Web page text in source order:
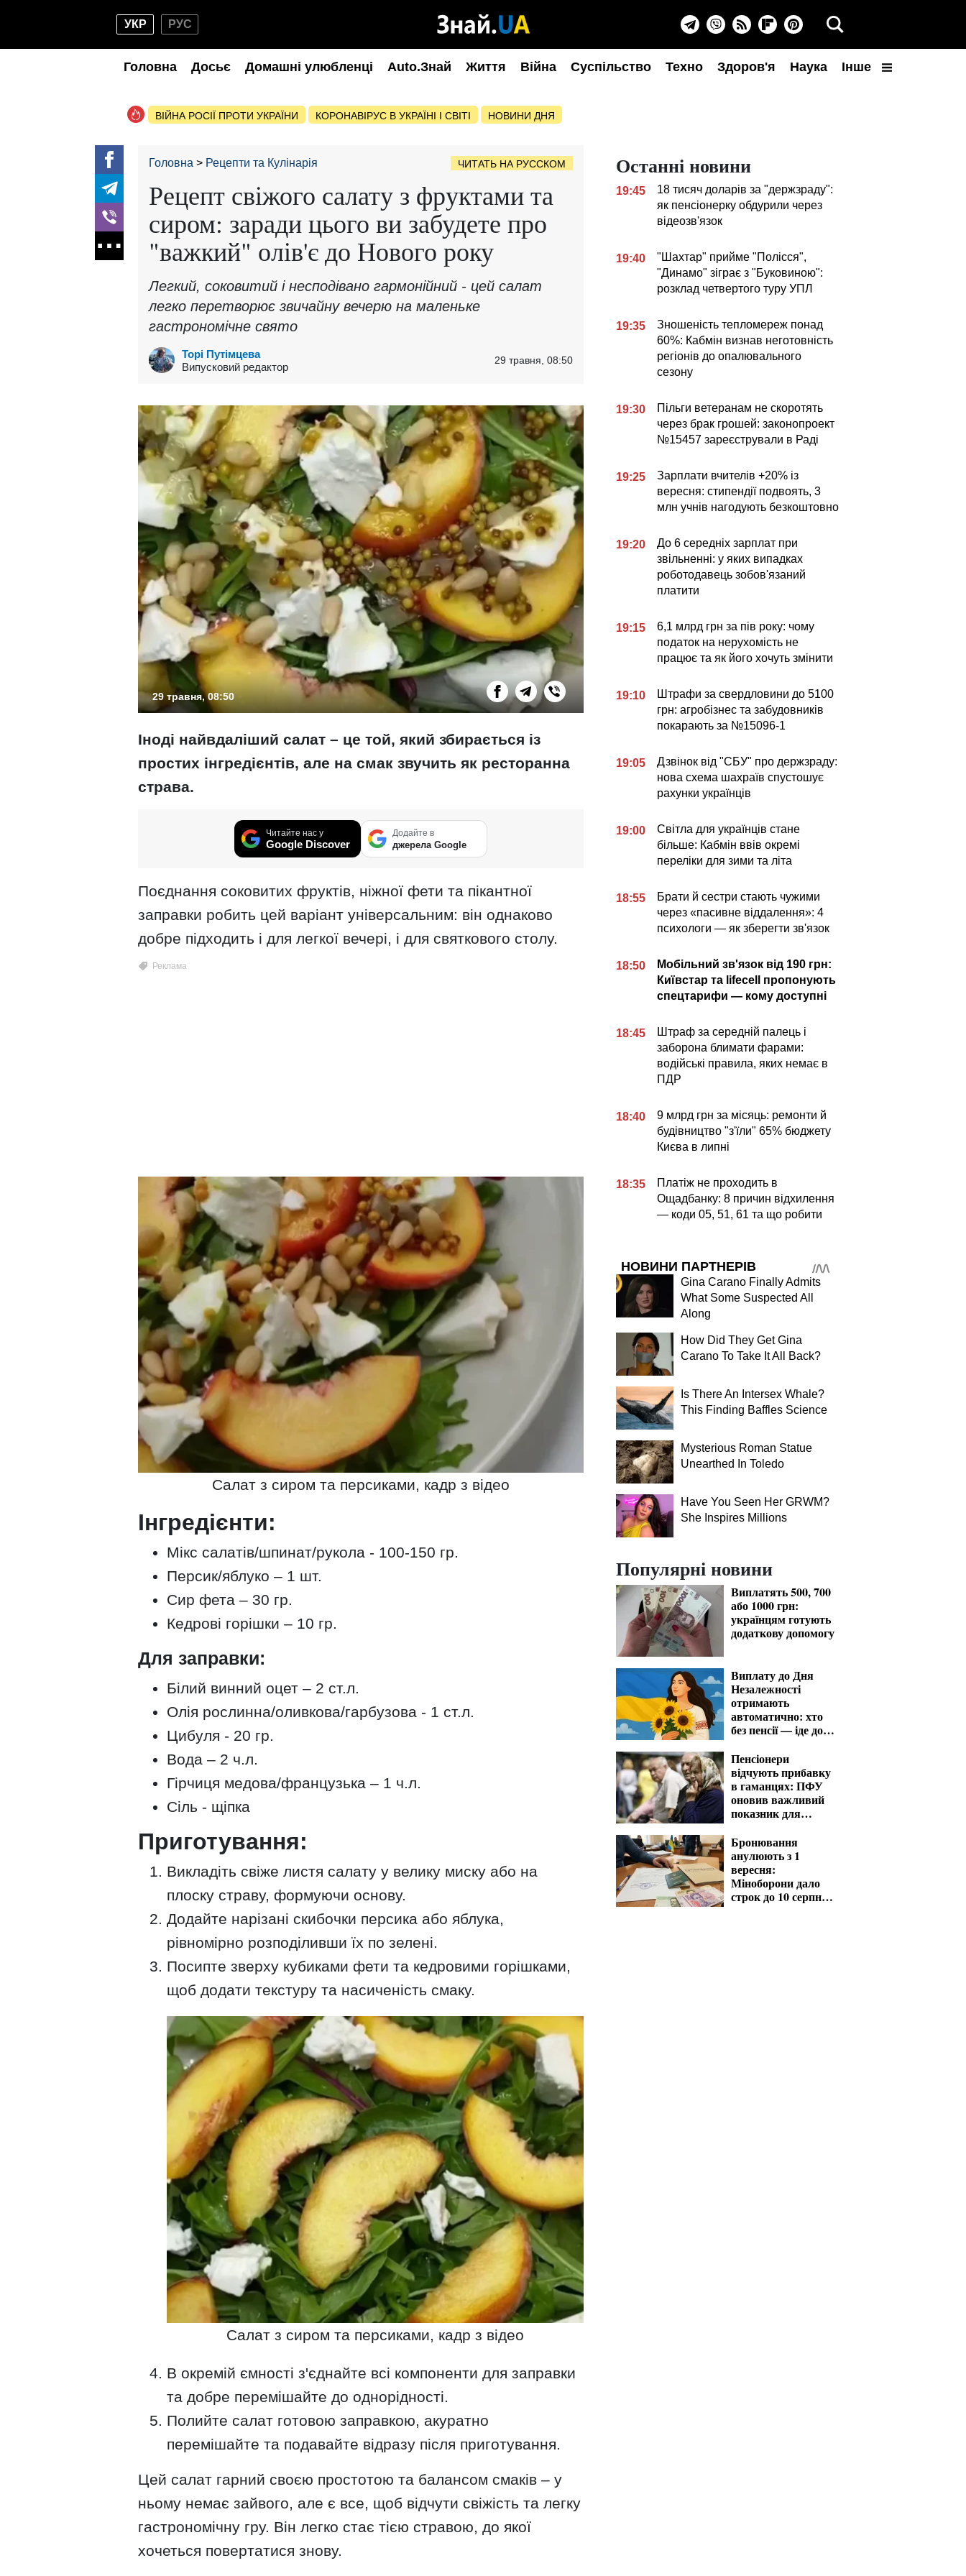
УКР РУС
Головна Досьє Домашні улюбленці Auto.Знай Життя Війна Суспільство Техно Здоров'я Наука Інше
ВІЙНА РОСІЇ ПРОТИ УКРАЇНИ КОРОНАВІРУС В УКРАЇНІ І СВІТІ НОВИНИ ДНЯ
Головна Рецепти та Кулінарія ЧИТАТЬ НА РУССКОМ
Рецепт свіжого салату з фруктами та
сиром: заради цього ви забудете про
"важкий" олів'є до Нового року
Легкий, соковитий і несподівано гармонійний - цей салат
легко перетворює звичайну вечерю на маленьке
гастрономічне свято
Торі Путімцева
Випусковий редактор
29 травня, 08:50
29 травня, 08:50
Іноді найвдаліший салат – це той, який збирається із
простих інгредієнтів, але на смак звучить як ресторанна
страва.
Читайте нас у
Google Discover
Додайте в
джерела Google
Поєднання соковитих фруктів, ніжної фети та пікантної
заправки робить цей варіант універсальним: він однаково
добре підходить і для легкої вечері, і для святкового столу.
Салат з сиром та персиками, кадр з відео
Інгредієнти:
Мікс салатів/шпинат/рукола - 100-150 гр.
Персик/яблуко – 1 шт.
Сир фета – 30 гр.
Кедрові горішки – 10 гр.
Для заправки:
Білий винний оцет – 2 ст.л.
Олія рослинна/оливкова/гарбузова - 1 ст.л.
Цибуля - 20 гр.
Вода – 2 ч.л.
Гірчиця медова/французька – 1 ч.л.
Сіль - щіпка
Приготування:
Викладіть свіже листя салату у велику миску або на
плоску страву, формуючи основу.
Додайте нарізані скибочки персика або яблука,
рівномірно розподіливши їх по зелені.
Посипте зверху кубиками фети та кедровими горішками,
щоб додати текстуру та насиченість смаку.
Салат з сиром та персиками, кадр з відео
В окремій ємності з'єднайте всі компоненти для заправки
та добре перемішайте до однорідності.
Полийте салат готовою заправкою, акуратно
перемішайте та подавайте відразу після приготування.
Цей салат гарний своєю простотою та балансом смаків – у
ньому немає зайвого, але є все, щоб відчути свіжість та легку
гастрономічну гру. Він легко стає тією стравою, до якої
хочеться повертатися знову.
Останні новини
19:45
18 тисяч доларів за "держзраду":
як пенсіонерку обдурили через
відеозв'язок
19:40
"Шахтар" прийме "Полісся",
"Динамо" зіграє з "Буковиною":
розклад четвертого туру УПЛ
19:35
Зношеність тепломереж понад
60%: Кабмін визнав неготовність
регіонів до опалювального
сезону
19:30
Пільги ветеранам не скоротять
через брак грошей: законопроект
№15457 зареєстрували в Раді
19:25
Зарплати вчителів +20% із
вересня: стипендії подвоять, 3
млн учнів нагодують безкоштовно
19:20
До 6 середніх зарплат при
звільненні: у яких випадках
роботодавець зобов'язаний
платити
19:15
6,1 млрд грн за пів року: чому
податок на нерухомість не
працює та як його хочуть змінити
19:10
Штрафи за свердловини до 5100
грн: агробізнес та забудовників
покарають за №15096-1
19:05
Дзвінок від "СБУ" про держзраду:
нова схема шахраїв спустошує
рахунки українців
19:00
Світла для українців стане
більше: Кабмін ввів окремі
переліки для зими та літа
18:55
Брати й сестри стають чужими
через «пасивне віддалення»: 4
психологи — як зберегти зв'язок
18:50
Мобільний зв'язок від 190 грн:
Київстар та lifecell пропонують
спецтарифи — кому доступні
18:45
Штраф за середній палець і
заборона блимати фарами:
водійські правила, яких немає в
ПДР
18:40
9 млрд грн за місяць: ремонти й
будівництво "з'їли" 65% бюджету
Києва в липні
18:35
Платіж не проходить в
Ощадбанку: 8 причин відхилення
— коди 05, 51, 61 та що робити
НОВИНИ ПАРТНЕРІВ
Gina Carano Finally Admits
What Some Suspected All
Along
How Did They Get Gina
Carano To Take It All Back?
Is There An Intersex Whale?
This Finding Baffles Science
Mysterious Roman Statue
Unearthed In Toledo
Have You Seen Her GRWM?
She Inspires Millions
Популярні новини
Виплатять 500, 700
або 1000 грн:
українцям готують
додаткову допомогу
Виплату до Дня
Незалежності
отримають
автоматично: хто
без пенсії — іде до
Пенсіонери
відчують прибавку
в гаманцях: ПФУ
оновив важливий
показник для
Бронювання
анулюють з 1
вересня:
Міноборони дало
строк до 10 серпня